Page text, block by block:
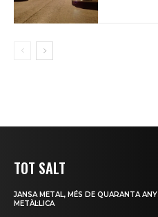
TOT SALT
JANSA METAL, MÉS DE QUARANTA
METÀL·LICA